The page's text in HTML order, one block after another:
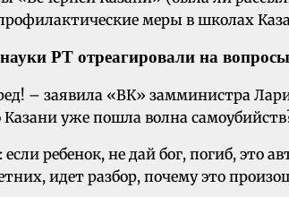
меры в школах
РТ отреагировали на
– заявила «ВК» замминистра
уже пошла волна
ребенок, не дай бог, погиб, это
идет разбор, почему это